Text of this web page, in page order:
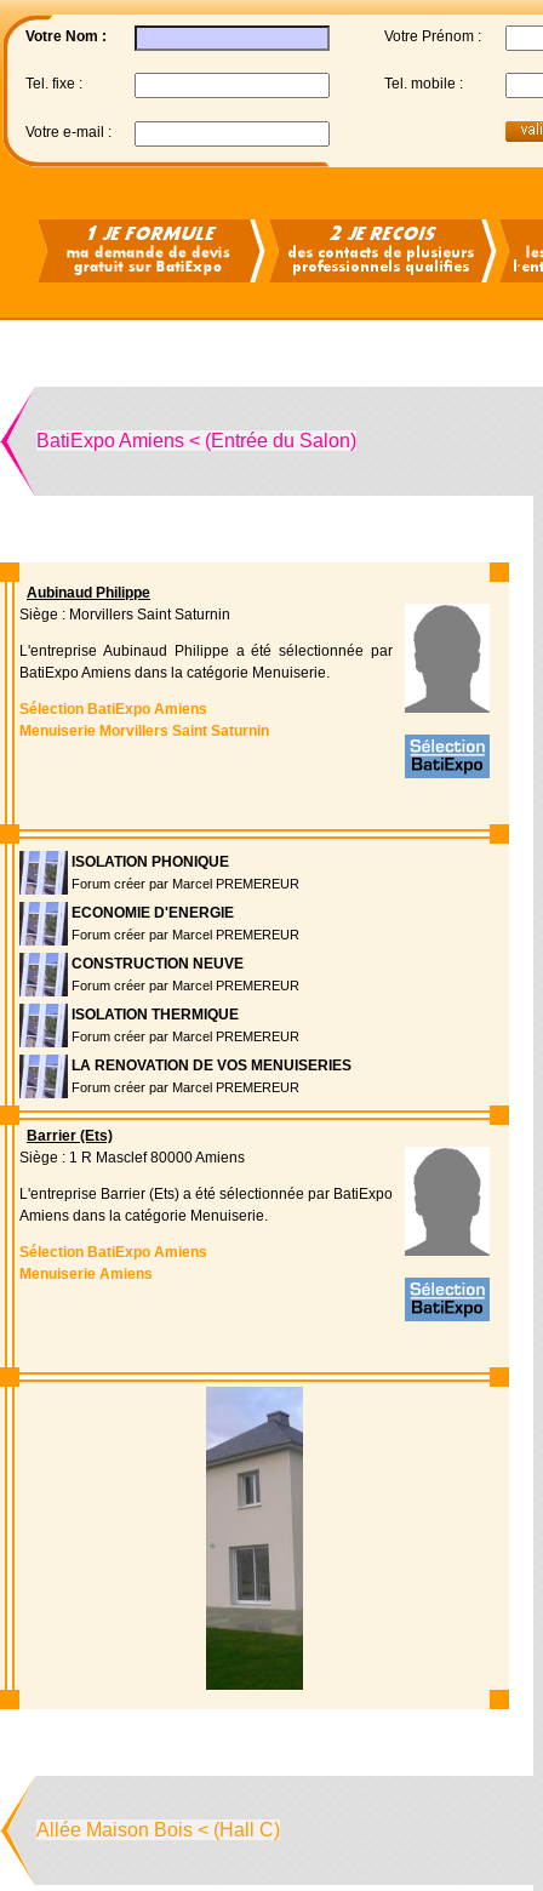
Votre Nom : Votre Prénom :
Tel. fixe : Tel. mobile :
Votre e-mail :
BatiExpo Amiens < (Entrée du Salon)
Aubinaud Philippe
Siège : Morvillers Saint Saturnin
L'entreprise Aubinaud Philippe a été sélectionnée par
BatiExpo Amiens dans la catégorie Menuiserie.
Sélection BatiExpo Amiens
Menuiserie Morvillers Saint Saturnin
ISOLATION PHONIQUE
Forum créer par Marcel PREMEREUR
ECONOMIE D'ENERGIE
Forum créer par Marcel PREMEREUR
CONSTRUCTION NEUVE
Forum créer par Marcel PREMEREUR
ISOLATION THERMIQUE
Forum créer par Marcel PREMEREUR
LA RENOVATION DE VOS MENUISERIES
Forum créer par Marcel PREMEREUR
Barrier (Ets)
Siège : 1 R Masclef 80000 Amiens
L'entreprise Barrier (Ets) a été sélectionnée par BatiExpo
Amiens dans la catégorie Menuiserie.
Sélection BatiExpo Amiens
Menuiserie Amiens
Allée Maison Bois < (Hall C)